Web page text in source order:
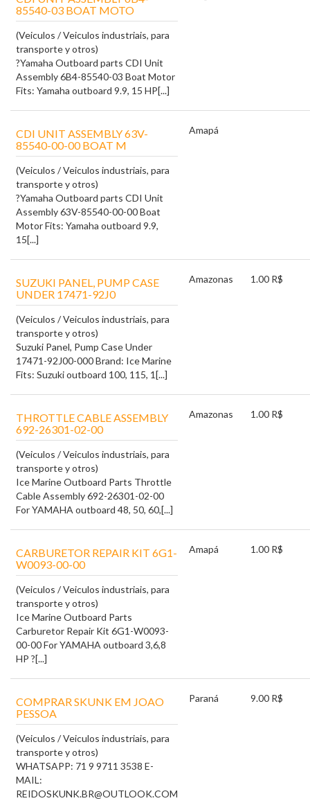
85540-03 BOAT MOTO
(Veiculos / Veiculos industriais, para
transporte y otros)
?Yamaha Outboard parts CDI Unit
Assembly 6B4-85540-03 Boat Motor
Fits: Yamaha outboard 9.9, 15 HP[...]
CDI UNIT ASSEMBLY 63V-
85540-00-00 BOAT M
(Veiculos / Veiculos industriais, para
transporte y otros)
?Yamaha Outboard parts CDI Unit
Assembly 63V-85540-00-00 Boat
Motor Fits: Yamaha outboard 9.9,
15[...]
Amapá
SUZUKI PANEL, PUMP CASE
UNDER 17471-92J0
(Veiculos / Veiculos industriais, para
transporte y otros)
Suzuki Panel, Pump Case Under
17471-92J00-000 Brand: Ice Marine
Fits: Suzuki outboard 100, 115, 1[...]
Amazonas 1.00 R$
THROTTLE CABLE ASSEMBLY
692-26301-02-00
(Veiculos / Veiculos industriais, para
transporte y otros)
Ice Marine Outboard Parts Throttle
Cable Assembly 692-26301-02-00
For YAMAHA outboard 48, 50, 60,[...]
Amazonas 1.00 R$
CARBURETOR REPAIR KIT 6G1-
W0093-00-00
(Veiculos / Veiculos industriais, para
transporte y otros)
Ice Marine Outboard Parts
Carburetor Repair Kit 6G1-W0093-
00-00 For YAMAHA outboard 3,6,8
HP ?[...]
Amapá 1.00 R$
COMPRAR SKUNK EM JOAO
PESSOA
(Veiculos / Veiculos industriais, para
transporte y otros)
WHATSAPP: 71 9 9711 3538 E-
MAIL:
REIDOSKUNK.BR@OUTLOOK.COM
Paraná 9.00 R$